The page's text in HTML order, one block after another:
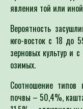
явления той или
Вероятность
юго-восток с 18 до
зерновых культур и
озимых.
Соотношение типов
почвы – 50,4%,